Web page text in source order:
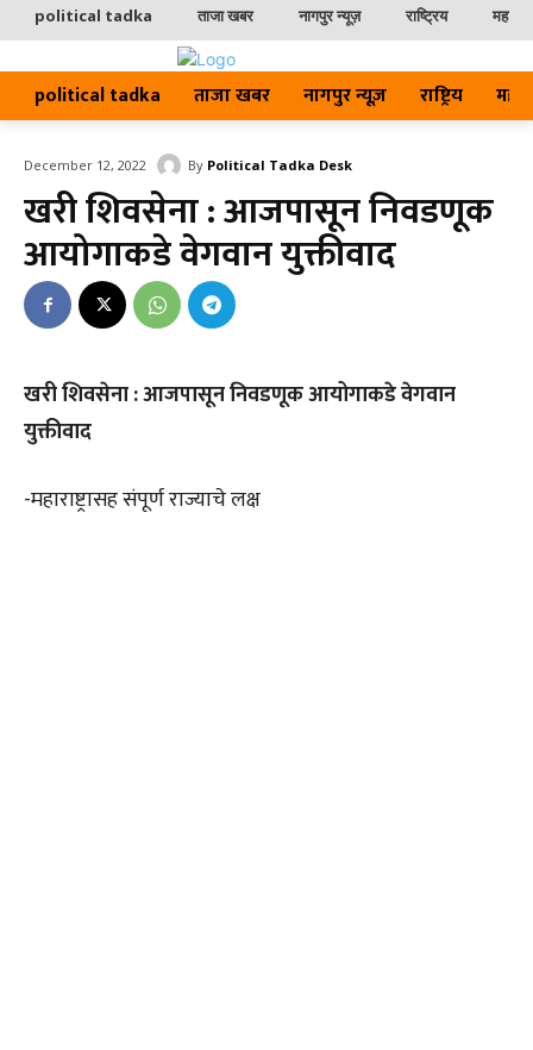
political tadka ताजा खबर नागपुर न्यूज़ राष्ट्रिय
political tadka ताजा खबर नागपुर न्यूज़ राष्ट्रिय
December 12, 2022 By Political Tadka Desk
खरी शिवसेना : आजपासून निवडणूक
आयोगाकडे वेगवान युक्तीवाद
खरी शिवसेना : आजपासून निवडणूक आयोगाकडे वेगवान
युक्तीवाद
-महाराष्ट्रासह संपूर्ण राज्याचे लक्ष